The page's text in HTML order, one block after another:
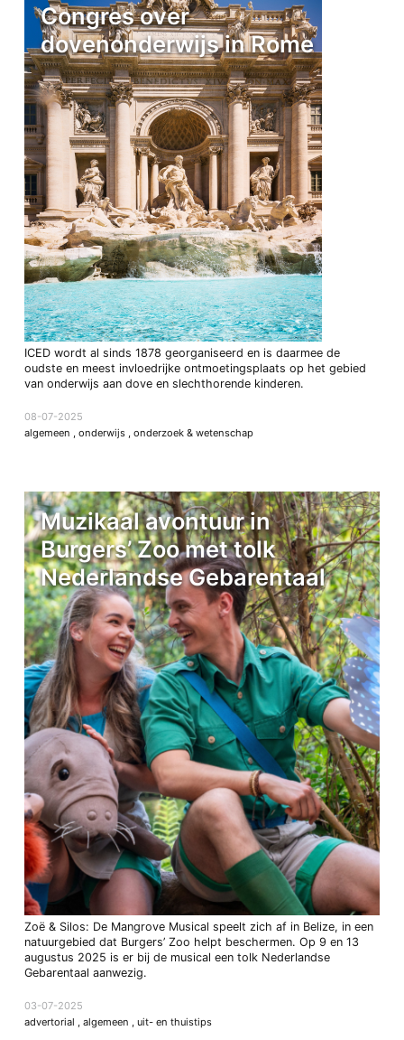
Congres over
dovenonderwijs in Rome
ICED wordt al sinds 1878 georganiseerd en is daarmee de
oudste en meest invloedrijke ontmoetingsplaats op het gebied
van onderwijs aan dove en slechthorende kinderen.
08-07-2025
algemeen
onderwijs onderzoek & wetenschap
Muzikaal avontuur in
Burgers’ Zoo met tolk
Nederlandse Gebarentaal
Zoë & Silos: De Mangrove Musical speelt zich af in Belize, in een
natuurgebied dat Burgers’ Zoo helpt beschermen. Op 9 en 13
augustus 2025 is er bij de musical een tolk Nederlandse
Gebarentaal aanwezig.
03-07-2025
advertorial
algemeen uit- en thuistips